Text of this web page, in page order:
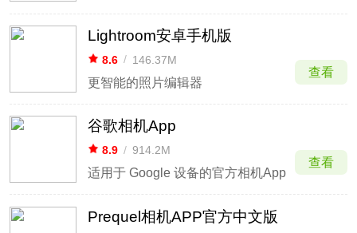
Lightroom安卓手机版
8.6 / 146.37M
更智能的照片编辑器
查看
谷歌相机App
8.9 / 914.2M
适用于 Google 设备的官方相机App
查看
Prequel相机APP官方中文版